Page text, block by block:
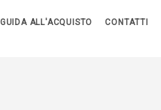
GUIDA ALL'ACQUISTO CONTATTI